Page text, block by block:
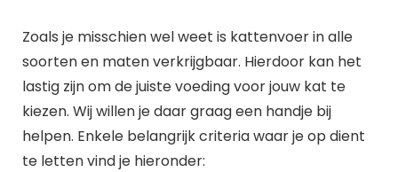
Zoals je misschien wel weet is kattenvoer in alle
soorten en maten verkrijgbaar. Hierdoor kan het
lastig zijn om de juiste voeding voor jouw kat te
kiezen. Wij willen je daar graag een handje bij
helpen. Enkele belangrijk criteria waar je op dient
te letten vind je hieronder: